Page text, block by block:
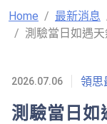
Home 最新消息
測驗當日如遇
2026.07.06 領思
測驗當日如